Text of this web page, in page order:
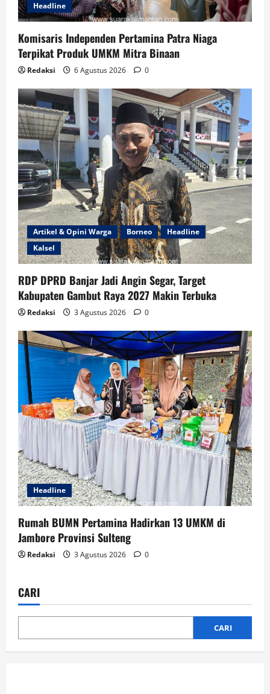
Headline
Komisaris Independen Pertamina Patra Niaga
Terpikat Produk UMKM Mitra Binaan
Redaksi 6 Agustus 2026 0
Artikel & Opini Warga Borneo
Headline
Kalsel
RDP DPRD Banjar Jadi Angin Segar, Target
Kabupaten Gambut Raya 2027 Makin Terbuka
Redaksi 3 Agustus 2026 0
Headline
Rumah BUMN Pertamina Hadirkan 13 UMKM di
Jambore Provinsi Sulteng
Redaksi 3 Agustus 2026 0
CARI
CARI